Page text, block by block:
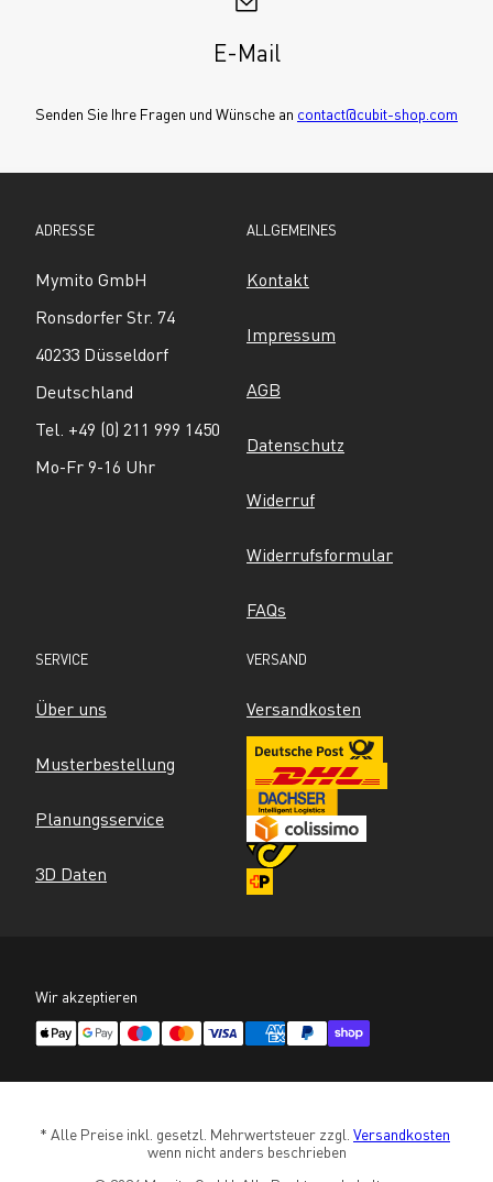
E-Mail
Senden Sie Ihre Fragen und Wünsche an contact@cubit-shop.com
ADRESSE
Mymito GmbH
Ronsdorfer Str. 74
40233 Düsseldorf
Deutschland
Tel. +49 (0) 211 999 1450
Mo-Fr 9-16 Uhr
ALLGEMEINES
Kontakt
Impressum
AGB
Datenschutz
Widerruf
Widerrufsformular
FAQs
SERVICE
Über uns
Musterbestellung
Planungsservice
3D Daten
VERSAND
Versandkosten
Wir akzeptieren
* Alle Preise inkl. gesetzl. Mehrwertsteuer zzgl. Versandkosten
wenn nicht anders beschrieben